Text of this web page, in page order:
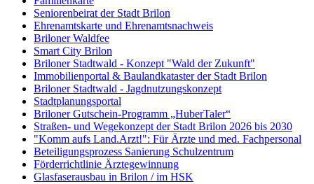
Seniorenbeirat der Stadt Brilon
Ehrenamtskarte und Ehrenamtsnachweis
Briloner Waldfee
Smart City Brilon
Briloner Stadtwald - Konzept "Wald der Zukunft"
Immobilienportal & Baulandkataster der Stadt Brilon
Briloner Stadtwald - Jagdnutzungskonzept
Stadtplanungsportal
Briloner Gutschein-Programm „HuberTaler“
Straßen- und Wegekonzept der Stadt Brilon 2026 bis 2030
"Komm aufs Land.Arzt!": Für Ärzte und med. Fachpersonal
Beteiligungsprozess Sanierung Schulzentrum
Förderrichtlinie Ärztegewinnung
Glasfaserausbau in Brilon / im HSK